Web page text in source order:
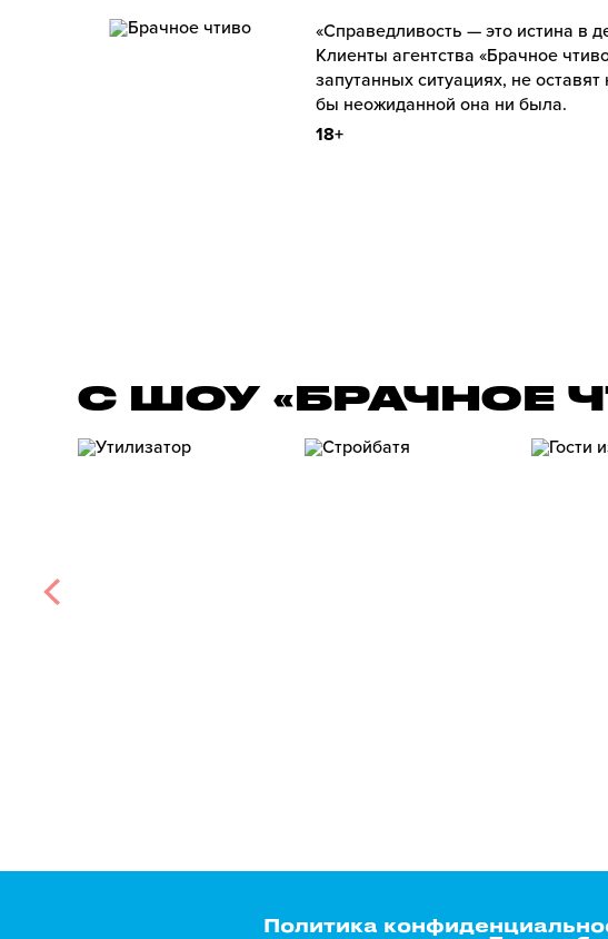
«Справедливость — это истина в
Клиенты агентства «Брачное
запутанных ситуациях, не
бы неожиданной она ни была.
18+
С ШОУ «БРАЧНОЕ
Политика